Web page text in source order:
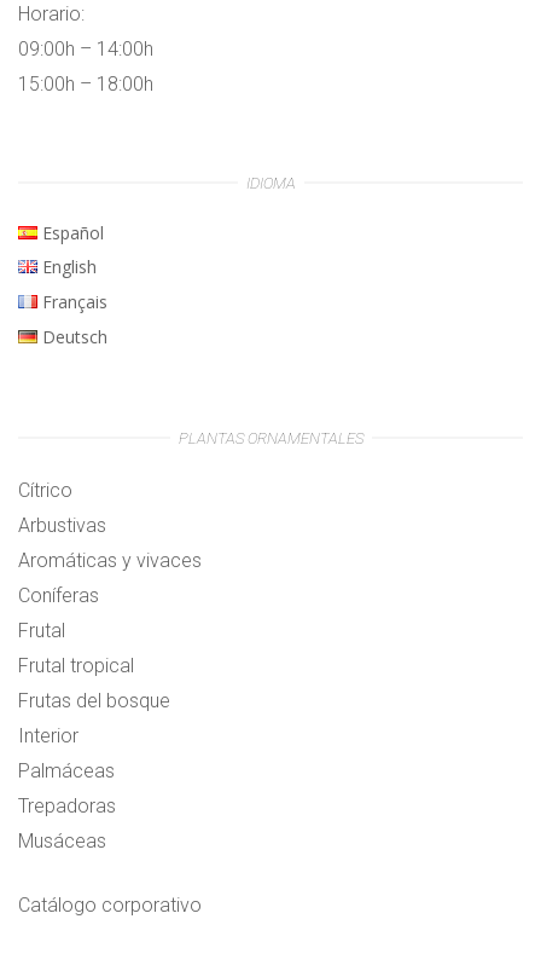
Horario:
09:00h – 14:00h
15:00h – 18:00h
IDIOMA
Español
English
Français
Deutsch
PLANTAS ORNAMENTALES
Cítrico
Arbustivas
Aromáticas y vivaces
Coníferas
Frutal
Frutal tropical
Frutas del bosque
Interior
Palmáceas
Trepadoras
Musáceas
Catálogo corporativo